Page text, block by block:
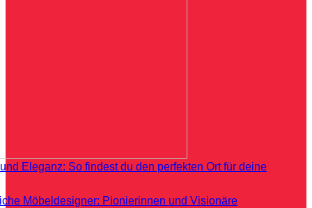
Eleganz: So findest du den perfekten Ort für deine
Möbeldesigner: Pionierinnen und Visionäre